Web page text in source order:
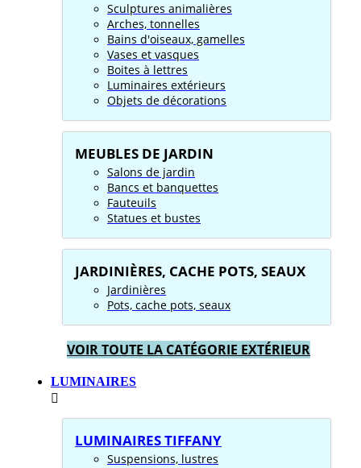
Sculptures animalières
Arches, tonnelles
Bains d'oiseaux, gamelles
Vases et vasques
Boites à lettres
Luminaires extérieurs
Objets de décorations
MEUBLES DE JARDIN
Salons de jardin
Bancs et banquettes
Fauteuils
Statues et bustes
JARDINIÈRES, CACHE POTS, SEAUX
Jardinières
Pots, cache pots, seaux
VOIR TOUTE LA CATÉGORIE EXTÉRIEUR
LUMINAIRES
LUMINAIRES TIFFANY
Suspensions, lustres